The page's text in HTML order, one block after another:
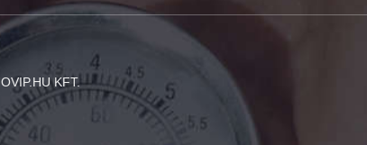
KFT.